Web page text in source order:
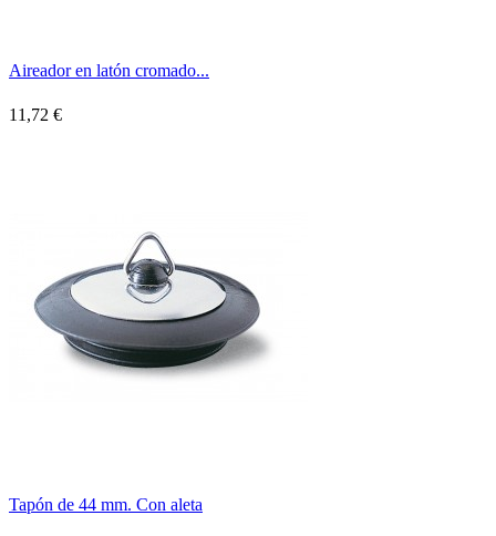
Aireador en latón cromado...
11,72 €
Tapón de 44 mm. Con aleta